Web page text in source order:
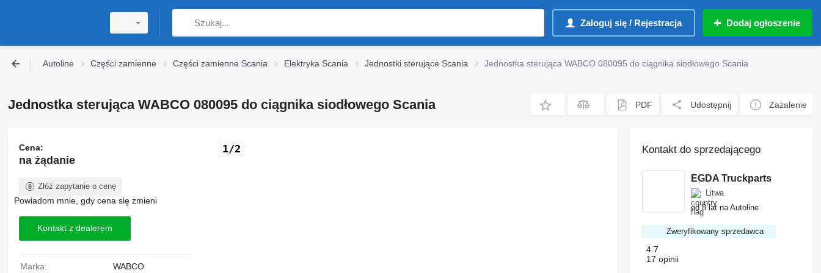
Zaloguj się / Rejestracja Dodaj ogłoszenie
Autoline Części zamienne Części zamienne Scania Elektryka Scania Jednostki sterujące Scania Jednostka sterująca WABCO 080095 do ciągnika siodłowego Scania
Jednostka sterująca WABCO 080095 do ciągnika siodłowego Scania PDF Udostępnij Zażalenie
1/2
Cena:
na żądanie
Złóż zapytanie o cenę
Powiadom mnie, gdy cena się zmieni
Kontakt z dealerem
Marka: WABCO
Kontakt do sprzedającego
EGDA Truckparts
Litwa
od 8 lat na Autoline
Zweryfikowany sprzedawca
4.7
17 opinii